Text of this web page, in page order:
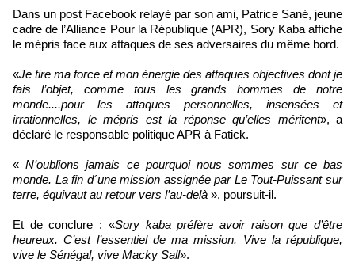
Dans un post Facebook relayé par son ami, Patrice Sané, jeune
cadre de l’Alliance Pour la République (APR), Sory Kaba affiche
le mépris face aux attaques de ses adversaires du même bord.
«Je tire ma force et mon énergie des attaques objectives dont je
fais l’objet, comme tous les grands hommes de notre
monde....pour les attaques personnelles, insensées et
irrationnelles, le mépris est la réponse qu’elles méritent», a
déclaré le responsable politique APR à Fatick.
«N’oublions jamais ce pourquoi nous sommes sur ce bas
monde. La fin d´une mission assignée par Le Tout-Puissant sur
terre, équivaut au retour vers l’au-delà », poursuit-il.
Et de conclure : «Sory kaba préfère avoir raison que d’être
heureux. C’est l’essentiel de ma mission. Vive la république,
vive le Sénégal, vive Macky Sall».